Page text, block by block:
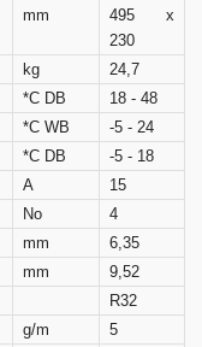
mm
495 x
230
kg 24,7
*C DB
18 - 48
*C WB
-5 - 24
*C DB
-5 - 18
A
15
No 4
mm
6,35
mm 9,52
R32
g/m 5